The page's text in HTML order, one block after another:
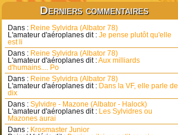
Derniers commentaires
Dans : Reine Sylvidra (Albator 78)
L'amateur d'aéroplanes dit : Je pense plutôt qu'elle
est li
Dans : Reine Sylvidra (Albator 78)
L'amateur d'aéroplanes dit :Aux milliards
d'humains.... Po
Dans : Reine Sylvidra (Albator 78)
L'amateur d'aéroplanes dit : Dans la VF, elle parle de
dix
Dans : Sylvidre - Mazone (Albator - Halock)
L'amateur d'aéroplanes dit : Les Sylvidres ou
Mazones aurai
Dans : Krosmaster Junior